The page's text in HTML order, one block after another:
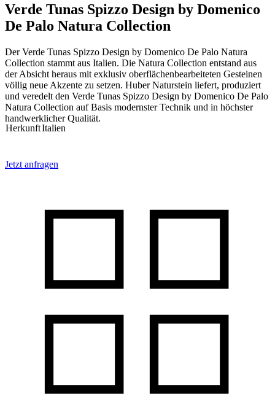
Verde Tunas Spizzo Design by Domenico
De Palo Natura Collection
Der Verde Tunas Spizzo Design by Domenico De Palo Natura
Collection stammt aus Italien. Die Natura Collection entstand aus
der Absicht heraus mit exklusiv oberflächenbearbeiteten Gesteinen
völlig neue Akzente zu setzen. Huber Naturstein liefert, produziert
und veredelt den Verde Tunas Spizzo Design by Domenico De Palo
Natura Collection auf Basis modernster Technik und in höchster
handwerklicher Qualität.
HerkunftItalien
Jetzt anfragen